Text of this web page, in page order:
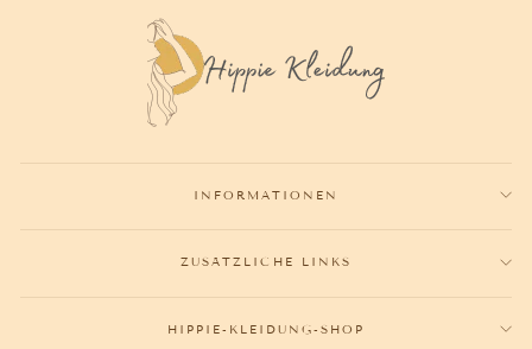
INFORMATIONEN
ZUSÄTZLICHE LINKS
HIPPIE-KLEIDUNG-SHOP